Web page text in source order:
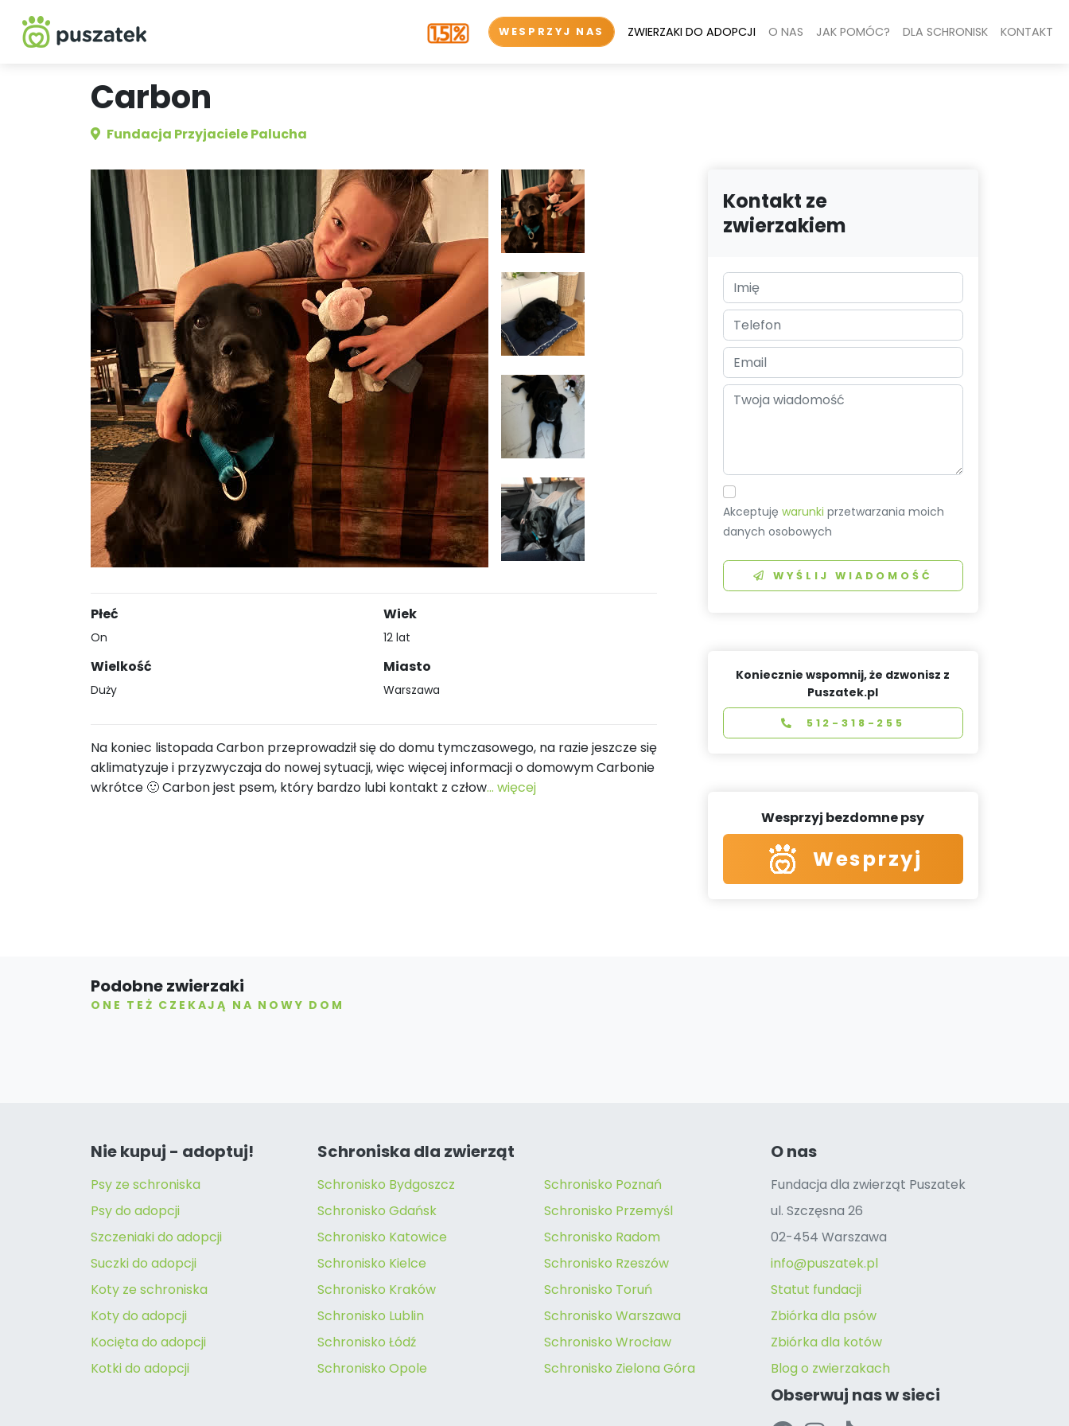
WESPRZYJ NAS ZWIERZAKI DO ADOPCJI O NAS JAK POMÓC? DLA SCHRONISK KONTAKT
Carbon
Fundacja Przyjaciele Palucha
Płeć
On
Wielkość
Duży
Wiek
12 lat
Miasto
Warszawa
Na koniec listopada Carbon przeprowadził się do domu tymczasowego, na razie jeszcze się
aklimatyzuje i przyzwyczaja do nowej sytuacji, więc więcej informacji o domowym Carbonie
wkrótce 🙂 Carbon jest psem, który bardzo lubi kontakt z człow... więcej
Kontakt ze
zwierzakiem
Akceptujęwarunki przetwarzania moich
danych osobowych
WYŚLIJ WIADOMOŚĆ
Koniecznie wspomnij, że dzwonisz z
Puszatek.pl
512-318-255
Wesprzyj bezdomne psy
Wesprzyj
Podobne zwierzaki
ONE TEŻ CZEKAJĄ NA NOWY DOM
Nie kupuj - adoptuj!
Psy ze schroniska
Psy do adopcji
Szczeniaki do adopcji
Suczki do adopcji
Koty ze schroniska
Koty do adopcji
Kocięta do adopcji
Kotki do adopcji
Schroniska dla zwierząt
Schronisko Bydgoszcz
Schronisko Gdańsk
Schronisko Katowice
Schronisko Kielce
Schronisko Kraków
Schronisko Lublin
Schronisko Łódź
Schronisko Opole
Schronisko Poznań
Schronisko Przemyśl
Schronisko Radom
Schronisko Rzeszów
Schronisko Toruń
Schronisko Warszawa
Schronisko Wrocław
Schronisko Zielona Góra
O nas
Fundacja dla zwierząt Puszatek
ul. Szczęsna 26
02-454 Warszawa
info@puszatek.pl
Statut fundacji
Zbiórka dla psów
Zbiórka dla kotów
Blog o zwierzakach
Obserwuj nas w sieci